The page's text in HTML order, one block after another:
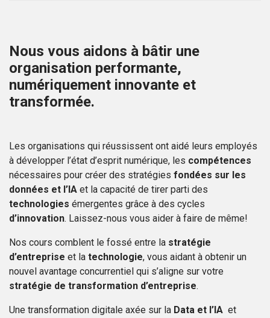
Nous vous aidons à bâtir une
organisation performante,
numériquement innovante et
transformée.
Les organisations qui réussissent ont aidé leurs employés
à développer l’état d’esprit numérique, les compétences
nécessaires pour créer des stratégies fondées sur les
données et l’IA et la capacité de tirer parti des
technologies émergentes grâce à des cycles
d’innovation. Laissez-nous vous aider à faire de même!
Nos cours comblent le fossé entre la stratégie
d’entreprise et la technologie, vous aidant à obtenir un
nouvel avantage concurrentiel qui s’aligne sur votre
stratégie de transformation d’entreprise.
Une transformation digitale axée sur la Data et l’IA et